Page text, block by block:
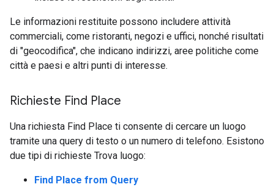
Le informazioni restituite possono includere attività
commerciali, come ristoranti, negozi e uffici, nonché risultati
di "geocodifica", che indicano indirizzi, aree politiche come
città e paesi e altri punti di interesse.
Richieste Find Place
Una richiesta Find Place ti consente di cercare un luogo
tramite una query di testo o un numero di telefono. Esistono
due tipi di richieste Trova luogo:
Find Place from Query